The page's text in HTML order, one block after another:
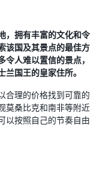
，拥有丰富的文化和令
该国及其景点的最佳方
人难以置信的景点，
国王的皇家住所。
合理的价格找到可靠的
莫桑比克和南非等附近
以按照自己的节奏自由